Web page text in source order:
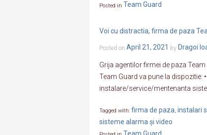
Posted in Team Guard
Voi cu distractia, firma de paza
Posted on April 21, 2021 by Dragoi
Grija agentilor firmei de paza
Team Guard va pune la dispozitie:
instalare/service/mentenanta
Tagged with: firma de paza, instalari
sisteme alarma și video